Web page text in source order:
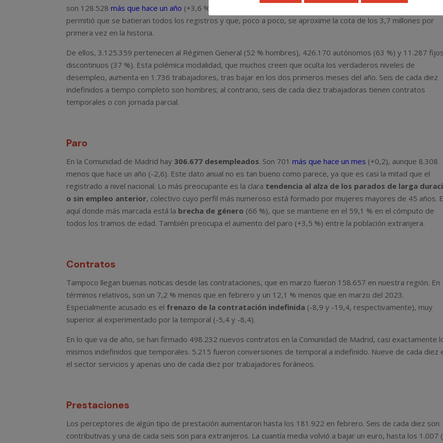
son 128.528más que hace un año (+3,6 %). La coincidencia de la
permitió que se batieran todos los registros y que, poco a poco, se aproxime la cota de los 3,7 millones por
primera vez en la historia.
De ellos, 3.125.359 pertenecen al Régimen General (52 % hombres), 426.170 autónomos (63 %) y 11.287
discontinuos (37 %). Esta polémica modalidad, que muchos creen que oculta los verdaderos niveles de
desempleo, aumenta en 1.736 trabajadores, tras bajar en los dos primeros meses del año. Seis de cada diez
indefinidos a tiempo completo son hombres; al contrario, seis de cada diez trabajadoras tienen contratos
temporales o con jornada parcial.
Paro
En la Comunidad de Madrid hay 306.677 desempleados. Son 701más que hace un mes (+0,2), aunque 8.308
menos que hace un año (-2,6). Este dato anual no es tan bueno como parece, ya que es casi la mitad que el
registrado a nivel nacional. Lo más preocupante es la clara tendencia al alza de los parados de larga
o sin empleo anterior, colectivo cuyo perfil más numeroso está formado por mujeres mayores de 45 años.
aquí donde más marcada está la brecha de género (66 %), que se mantiene en el 59,1 % en el cómputo de
todos los tramos de edad. También preocupa el aumento del paro (+3,5 %) entre la población extranjera.
Contratos
Tampoco llegan buenas noticas desde las contrataciones, que en marzo fueron 158.657 en nuestra región. En
términos relativos, son un 7,2 % menos que en febrero y un 12,1 % menos que en marzo del 2023.
Especialmente acusado es el frenazo de la contratación indefinida (-8,9 y -19,4, respectivamente), muy
superior al experimentado por la temporal (-5,4 y -8,4).
En lo que va de año, se han firmado 498.232 nuevos contratos en la Comunidad de Madrid, casi exactamente
mismos indefinidos que temporales. 5.215 fueron conversiones de temporal a indefinido. Nueve de cada diez
el sector servicios y apenas uno de cada diez por trabajadores foráneos.
Prestaciones
Los perceptores de algún tipo de prestación aumentaron hasta los 181.922 en febrero. Seis de cada diez son
contributivas y una de cada seis son para extranjeros. La cuantía media volvió a bajar un euro, hasta los 1.007